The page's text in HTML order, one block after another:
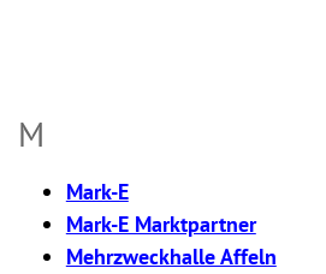
M
Mark-E
Mark-E Marktpartner
Mehrzweckhalle Affeln